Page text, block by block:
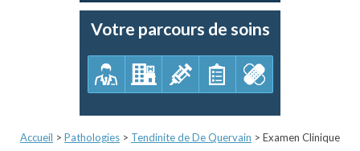
Votre parcours de soins
Accueil > Pathologies > Tendinite de De Quervain > Examen Clinique